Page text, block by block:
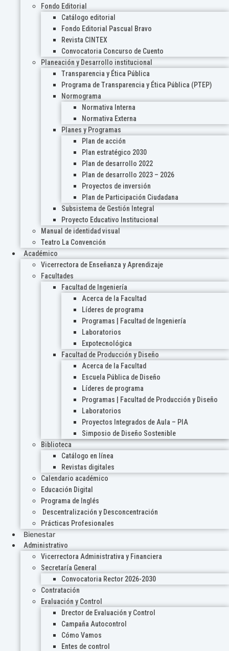
Fondo Editorial
Catálogo editorial
Fondo Editorial Pascual Bravo
Revista CINTEX
Convocatoria Concurso de Cuento
Planeación y Desarrollo institucional
Transparencia y Ética Pública
Programa de Transparencia y Ética Pública (PTEP)
Normograma
Normativa Interna
Normativa Externa
Planes y Programas
Plan de acción
Plan estratégico 2030
Plan de desarrollo 2022
Plan de desarrollo 2023 – 2026
Proyectos de inversión
Plan de Participación Ciudadana
Subsistema de Gestión Integral
Proyecto Educativo Institucional
Manual de identidad visual
Teatro La Convención
Académico
Vicerrectora de Enseñanza y Aprendizaje
Facultades
Facultad de Ingeniería
Acerca de la Facultad
Líderes de programa
Programas | Facultad de Ingeniería
Laboratorios
Expotecnológica
Facultad de Producción y Diseño
Acerca de la Facultad
Escuela Pública de Diseño
Líderes de programa
Programas | Facultad de Producción y Diseño
Laboratorios
Proyectos Integrados de Aula – PIA
Simposio de Diseño Sostenible
Biblioteca
Catálogo en línea
Revistas digitales
Calendario académico
Educación Digital
Programa de Inglés
Descentralización y Desconcentración
Prácticas Profesionales
Bienestar
Administrativo
Vicerrectora Administrativa y Financiera
Secretaría General
Convocatoria Rector 2026-2030
Contratación
Evaluación y Control
Drector de Evaluación y Control
Campaña Autocontrol
Cómo Vamos
Entes de control